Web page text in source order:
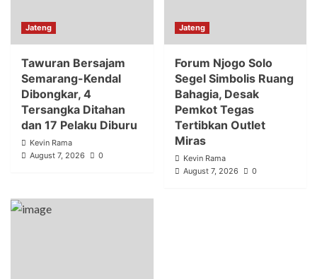
Jateng
Tawuran Bersajam
Semarang-Kendal
Dibongkar, 4
Tersangka Ditahan
dan 17 Pelaku Diburu
Kevin Rama
August 7, 2026
0
Jateng
Forum Njogo Solo
Segel Simbolis Ruang
Bahagia, Desak
Pemkot Tegas
Tertibkan Outlet
Miras
Kevin Rama
August 7, 2026
0